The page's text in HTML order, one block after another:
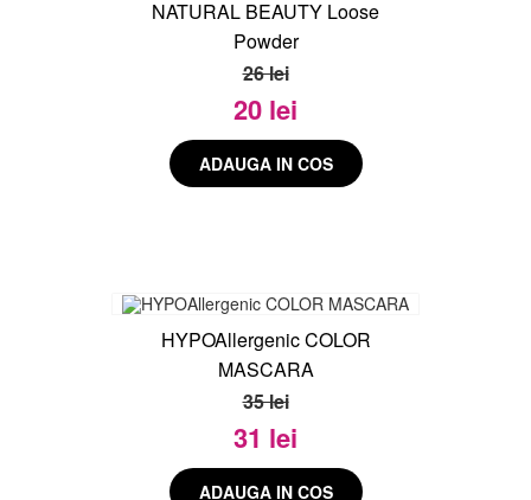
NATURAL BEAUTY Loose
Powder
26 lei
20 lei
HYPOAllergenic COLOR
MASCARA
35 lei
31 lei